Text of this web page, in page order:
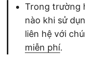
Trong trường
nào khi sử
liên hệ với
miễn phí.